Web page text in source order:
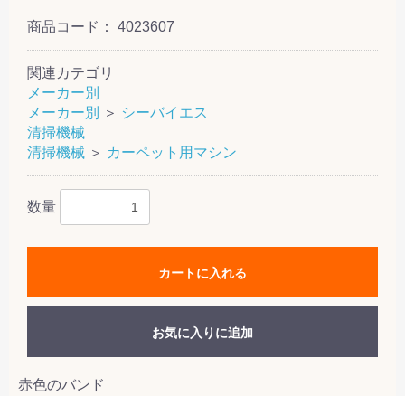
商品コード： 4023607
関連カテゴリ
メーカー別
メーカー別
＞ シーバイエス
清掃機械
清掃機械 ＞ カーペット用マシン
数量
カートに入れる
お気に入りに追加
赤色のバンド